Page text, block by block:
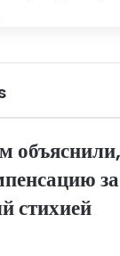
стихией